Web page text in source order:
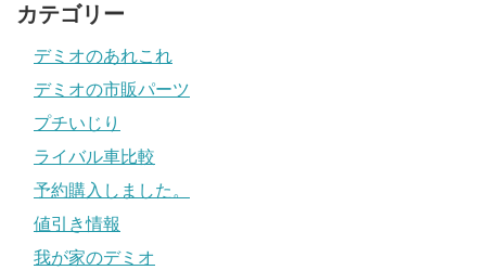
カテゴリー
デミオのあれこれ
デミオの市販パーツ
プチいじり
ライバル車比較
予約購入しました。
値引き情報
我が家のデミオ